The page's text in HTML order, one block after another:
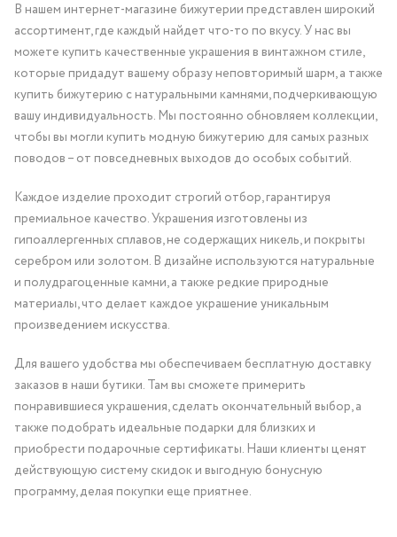
В нашем интернет-магазине бижутерии представлен широкий
ассортимент, где каждый найдет что-то по вкусу. У нас вы
можете купить качественные украшения в винтажном стиле,
которые придадут вашему образу неповторимый шарм, а также
купить бижутерию с натуральными камнями, подчеркивающую
вашу индивидуальность. Мы постоянно обновляем коллекции,
чтобы вы могли купить модную бижутерию для самых разных
поводов – от повседневных выходов до особых событий.
Каждое изделие проходит строгий отбор, гарантируя
премиальное качество. Украшения изготовлены из
гипоаллергенных сплавов, не содержащих никель, и покрыты
серебром или золотом. В дизайне используются натуральные
и полудрагоценные камни, а также редкие природные
материалы, что делает каждое украшение уникальным
произведением искусства.
Для вашего удобства мы обеспечиваем бесплатную доставку
заказов в наши бутики. Там вы сможете примерить
понравившиеся украшения, сделать окончательный выбор, а
также подобрать идеальные подарки для близких и
приобрести подарочные сертификаты. Наши клиенты ценят
действующую систему скидок и выгодную бонусную
программу, делая покупки еще приятнее.